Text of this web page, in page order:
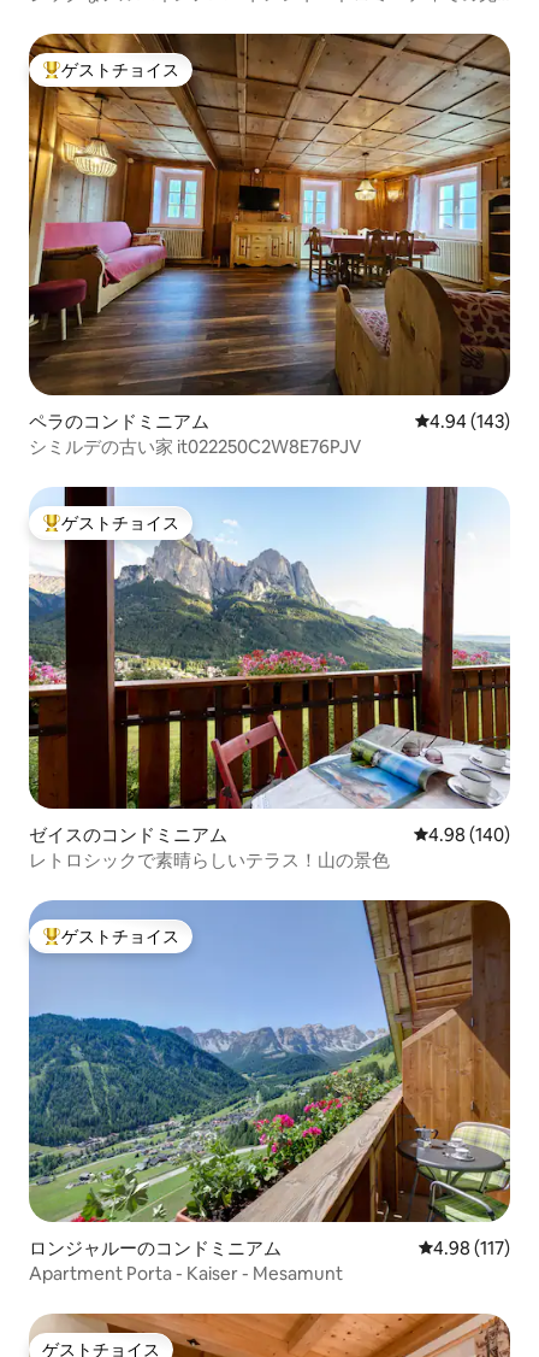
大好評のゲストチョイスです。
ゲストチョイス
ペラのコンドミニアム レビュー143
4.94 (143)
シミルデの古い家 it022250C2W8E76PJV
大好評のゲストチョイスです。
ゲストチョイス
ゼイスのコンドミニアム レビュー140
4.98 (140)
レトロシックで素晴らしいテラス！山の景色
大好評のゲストチョイスです。
ゲストチョイス
ロンジャルーのコンドミニアム レビュー117
4.98 (117)
Apartment Porta - Kaiser - Mesamunt
ゲストチョイス